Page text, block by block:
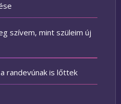
szívem, mint szüleim új
randevúnak is lőttek